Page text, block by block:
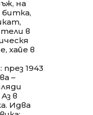
на
битка,
в
хайе в
1943
–
в
Идва